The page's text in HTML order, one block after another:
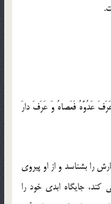
عَدُوَّهُ فَعَصاهُ وَ عَرَفَ دارَ
را بشناسد و از او پيروى
كند، جايگاه ابدى خود را